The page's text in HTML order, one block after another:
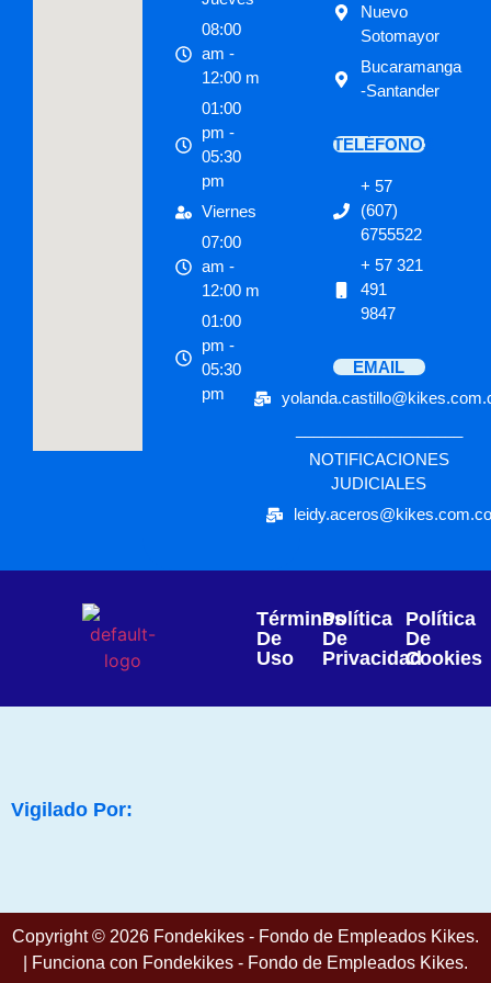
08:00
am -
12:00 m
01:00
pm -
05:30
pm
Viernes
07:00
am -
12:00 m
01:00
pm -
05:30
pm
Nuevo
Sotomayor
Bucaramanga
-Santander
TELÉFONOS
+ 57
(607)
6755522
+ 57 321
491
9847
EMAIL
NOTIFICACIONES
JUDICIALES
leidy.aceros@kikes.com.co
Términos
De
Uso
Política
De
Privacidad
Política
De
Cookies
Vigilado Por:
Copyright © 2026 Fondekikes - Fondo de Empleados Kikes.
| Funciona con Fondekikes - Fondo de Empleados Kikes.